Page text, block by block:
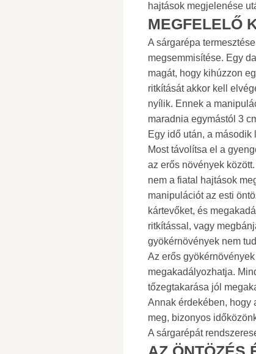
hajtások megjelenése
MEGFELELŐ
A sárgarépa
megsemmisítése. Egy
magát, hogy kihúzzon
ritkítását akkor kell
nyílik. Ennek a
maradnia egymástól 3
Egy idő után, a
Most távolítsa el a
az erős növények
nem a fiatal hajtások
manipulációt az esti
kártevőket, és
ritkítással, vagy
gyökérnövények nem
Az erős
megakadályozhatja.
tőzegtakarása jól
Annak érdekében, hogy
meg, bizonyos
A sárgarépát